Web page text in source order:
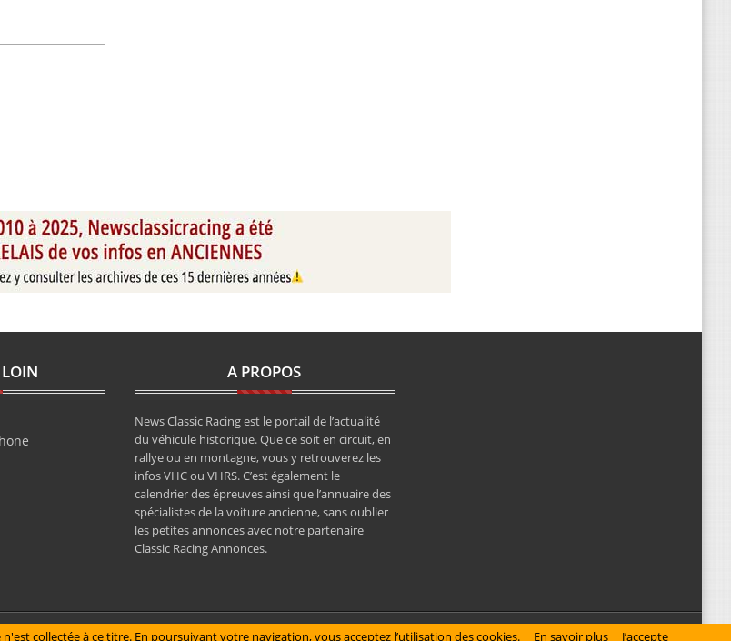
A PROPOS
News Classic Racing est le portail de l’actualité
du véhicule historique. Que ce soit en circuit, en
rallye ou en montagne, vous y retrouverez les
infos VHC ou VHRS. C’est également le
calendrier des épreuves ainsi que l’annuaire des
spécialistes de la voiture ancienne, sans oublier
les petites annonces avec notre partenaire
Classic Racing Annonces.
© Copyright 2026 NewsClassicRacing, tous droits réservés
collectée à ce titre. En poursuivant votre navigation, vous acceptez l’utilisation des cookies. En savoir plus J’accepte